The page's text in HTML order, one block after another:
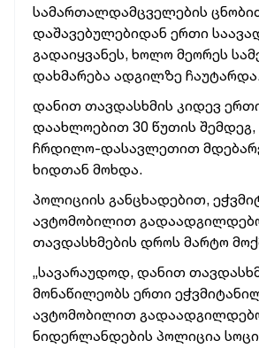
სამართალდამცველების
დაშავებულებიდან ერთი
გადაიყვანეს, ხოლო მეორეს
დახმარება ადგილზე
დანით თავდასხმის კიდევ
დაახლოებით 30 წუთის შემდეგ,
ჩრდილო-დასავლეთით
ხიდთან მოხდა.
პოლიციის განცხადებით,
ავტომობილით
თავდასხმების დროს მარტო
„სავარაუდოდ, დანით
მონაწილეობს ერთი
ავტომობილით
ნიდერლანდების პოლიცია